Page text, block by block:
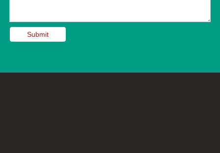
Submit